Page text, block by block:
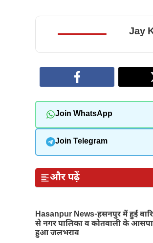
Jay
Join WhatsApp
Join Telegram
और पढ़ें
Hasanpur News-हसनपुर में हुई
से नगर पालिका व कोतवाली के
हुआ जलभराव